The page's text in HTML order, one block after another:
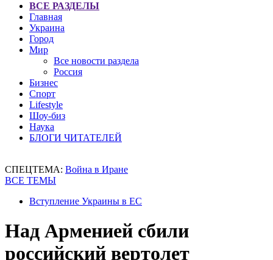
ВСЕ РАЗДЕЛЫ
Главная
Украина
Город
Мир
Все новости раздела
Россия
Бизнес
Спорт
Lifestyle
Шоу-биз
Наука
БЛОГИ ЧИТАТЕЛЕЙ
СПЕЦТЕМА: Война в Иране
ВСЕ ТЕМЫ
Вступление Украины в ЕС
Над Арменией сбили
российский вертолет